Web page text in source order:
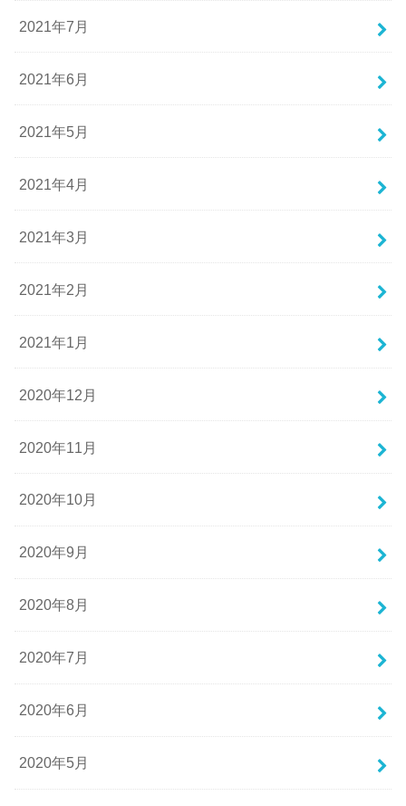
2021年7月
2021年6月
2021年5月
2021年4月
2021年3月
2021年2月
2021年1月
2020年12月
2020年11月
2020年10月
2020年9月
2020年8月
2020年7月
2020年6月
2020年5月